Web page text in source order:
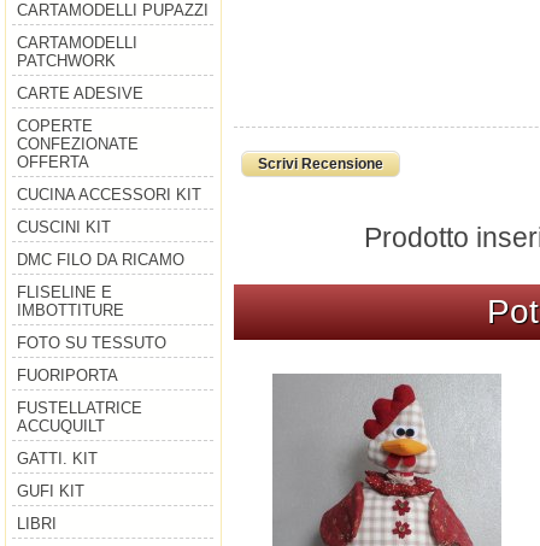
CARTAMODELLI PUPAZZI
CARTAMODELLI
PATCHWORK
CARTE ADESIVE
COPERTE
CONFEZIONATE
OFFERTA
CUCINA ACCESSORI KIT
CUSCINI KIT
DMC FILO DA RICAMO
FLISELINE E
IMBOTTITURE
FOTO SU TESSUTO
FUORIPORTA
FUSTELLATRICE
ACCUQUILT
GATTI. KIT
GUFI KIT
LIBRI
Scrivi Recensione
Prodotto